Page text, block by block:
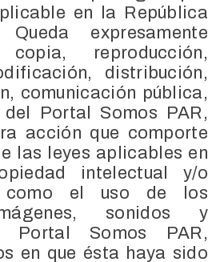
en la República
expresamente
reproducción,
distribución,
comunicación pública,
Portal Somos PAR,
acción que comporte
las leyes aplicables en
intelectual y/o
como el uso de los
sonidos y
Portal Somos PAR,
en que ésta haya sido